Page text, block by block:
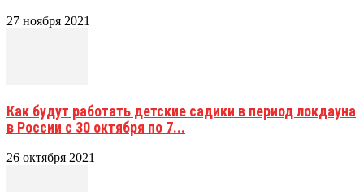
27 ноября 2021
Как будут работать детские садики в период локдауна
в России с 30 октября по 7...
26 октября 2021